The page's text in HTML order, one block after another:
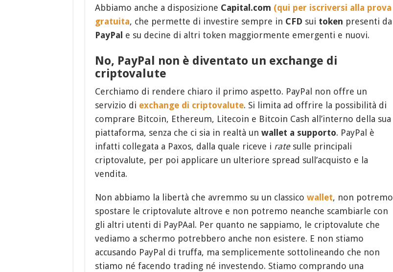
Abbiamo anche a disposizione Capital.com (qui per iscriversi alla prova
gratuita, che permette di investire sempre in CFD sui token presenti da
PayPal e su decine di altri token maggiormente emergenti e nuovi.
No, PayPal non è diventato un exchange di
criptovalute
Cerchiamo di rendere chiaro il primo aspetto. PayPal non offre un
servizio di exchange di criptovalute. Si limita ad offrire la possibilità di
comprare Bitcoin, Ethereum, Litecoin e Bitcoin Cash all’interno della sua
piattaforma, senza che ci sia in realtà un wallet a supporto. PayPal è
infatti collegata a Paxos, dalla quale riceve i ratesulle principali
criptovalute, per poi applicare un ulteriore spread sull’acquisto e la
vendita.
Non abbiamo la libertà che avremmo su un classico wallet, non potremo
spostare le criptovalute altrove e non potremo neanche scambiarle con
gli altri utenti di PayPAal. Per quanto ne sappiamo, le criptovalute che
vediamo a schermo potrebbero anche non esistere. E non stiamo
accusando PayPal di truffa, ma semplicemente sottolineando che non
stiamo né facendo trading né investendo. Stiamo comprando una